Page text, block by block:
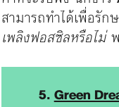
สามารถทำได้เพื่อรัก
เพลิงฟอสซิลหรือไม่พ
5.Green